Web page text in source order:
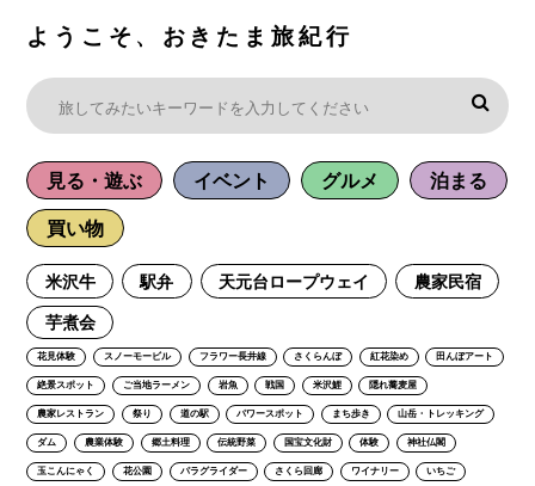
ようこそ、おきたま旅紀行
見る・遊ぶ イベント グルメ 泊まる
買い物
米沢牛 駅弁 天元台ロープウェイ 農家民宿
芋煮会
花見体験 スノーモービル フラワー長井線 さくらんぼ 紅花染め 田んぼアート
絶景スポット ご当地ラーメン 岩魚 戦国 米沢鯉 隠れ蕎麦屋
農家レストラン 祭り 道の駅 パワースポット まち歩き 山岳・トレッキング
ダム 農業体験 郷土料理 伝統野菜 国宝文化財 体験 神社仏閣
玉こんにゃく 花公園 パラグライダー さくら回廊 ワイナリー いちご